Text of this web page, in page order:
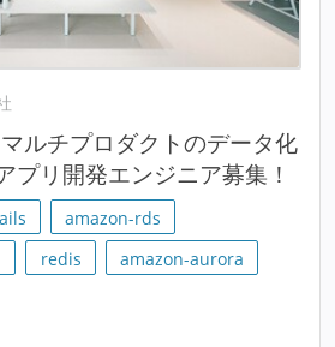
ルチプロダクトのデータ化
プリ開発エンジニア募集！
amazon-rds
redis
amazon-aurora